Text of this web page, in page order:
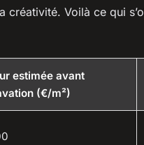
créativité. Voilà ce qui
estimée avant
(€/m²)